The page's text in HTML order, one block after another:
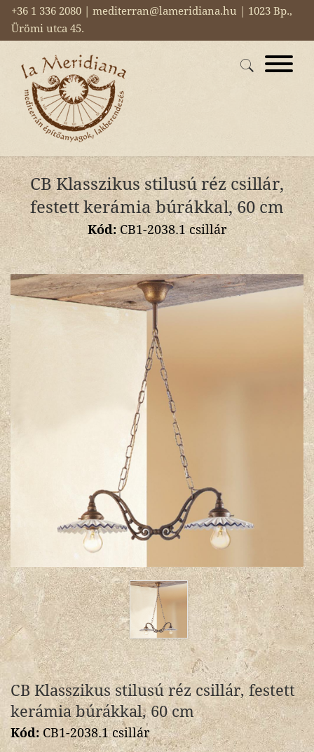
+36 1 336 2080 | mediterran@lameridiana.hu | 1023 Bp.,
Ürömi utca 45.
CB Klasszikus stilusú réz csillár,
festett kerámia búrákkal, 60 cm
Kód:CB1-2038.1 csillár
CB Klasszikus stilusú réz csillár, festett
kerámia búrákkal, 60 cm
Kód:CB1-2038.1 csillár